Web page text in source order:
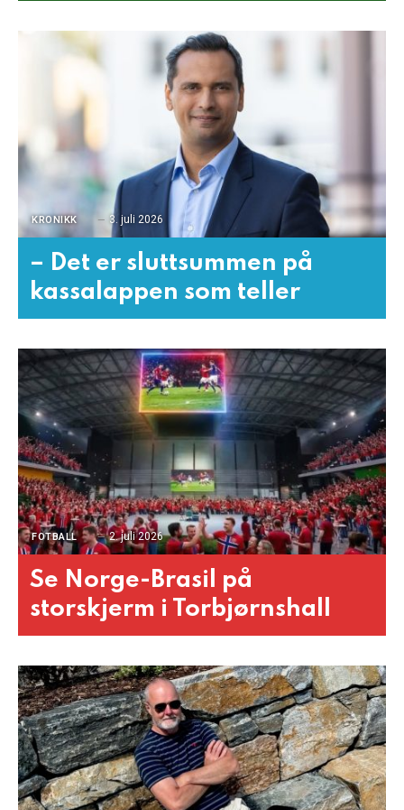
KRONIKK 3. juli 2026
– Det er sluttsummen på
kassalappen som teller
FOTBALL 2. juli 2026
Se Norge-Brasil på
storskjerm i Torbjørnshall